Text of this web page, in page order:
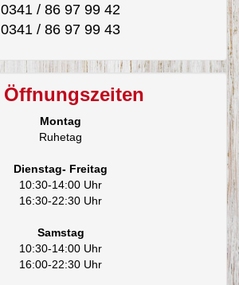
0341 / 86 97 99 42
0341 / 86 97 99 43
Öffnungszeiten
Montag
Ruhetag
Dienstag- Freitag
10:30-14:00 Uhr
16:30-22:30 Uhr
Samstag
10:30-14:00 Uhr
16:00-22:30 Uhr